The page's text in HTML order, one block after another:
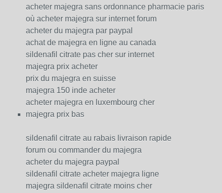
acheter majegra sans ordonnance pharmacie paris
où acheter majegra sur internet forum
acheter du majegra par paypal
achat de majegra en ligne au canada
sildenafil citrate pas cher sur internet
majegra prix acheter
prix du majegra en suisse
majegra 150 inde acheter
acheter majegra en luxembourg cher
majegra prix bas
sildenafil citrate au rabais livraison rapide
forum ou commander du majegra
acheter du majegra paypal
sildenafil citrate acheter majegra ligne
majegra sildenafil citrate moins cher